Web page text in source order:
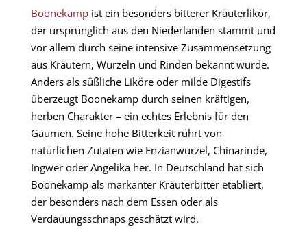
Boonekampist ein besonders bitterer Kräuterlikör,
der ursprünglich aus den Niederlanden stammt und
vor allem durch seine intensive Zusammensetzung
aus Kräutern, Wurzeln und Rinden bekannt wurde.
Anders als süßliche Liköre oder milde Digestifs
überzeugt Boonekamp durch seinen kräftigen,
herben Charakter – ein echtes Erlebnis für den
Gaumen. Seine hohe Bitterkeit rührt von
natürlichen Zutaten wie Enzianwurzel, Chinarinde,
Ingwer oder Angelika her. In Deutschland hat sich
Boonekamp als markanter Kräuterbitter etabliert,
der besonders nach dem Essen oder als
Verdauungsschnaps geschätzt wird.